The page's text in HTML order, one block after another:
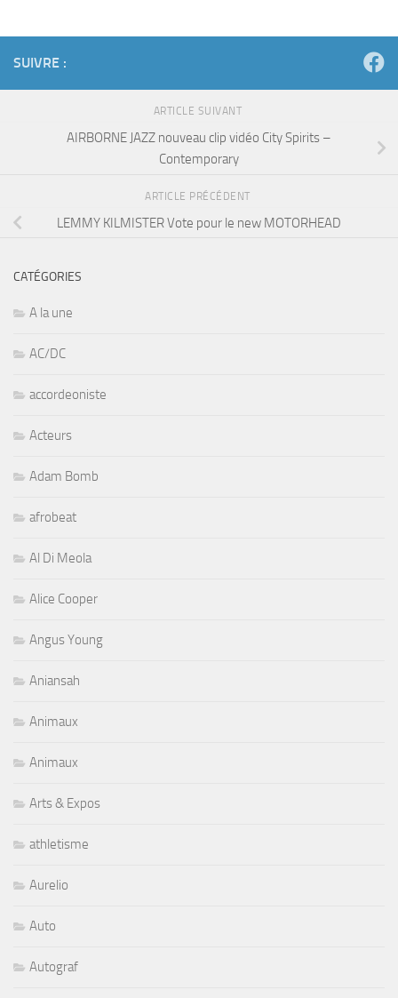
SUIVRE :
ARTICLE SUIVANT
AIRBORNE JAZZ nouveau clip vidéo City Spirits –
Contemporary
ARTICLE PRÉCÉDENT
LEMMY KILMISTER Vote pour le new MOTORHEAD
CATÉGORIES
A la une
AC/DC
accordeoniste
Acteurs
Adam Bomb
afrobeat
Al Di Meola
Alice Cooper
Angus Young
Aniansah
Animaux
Animaux
Arts & Expos
athletisme
Aurelio
Auto
Autograf